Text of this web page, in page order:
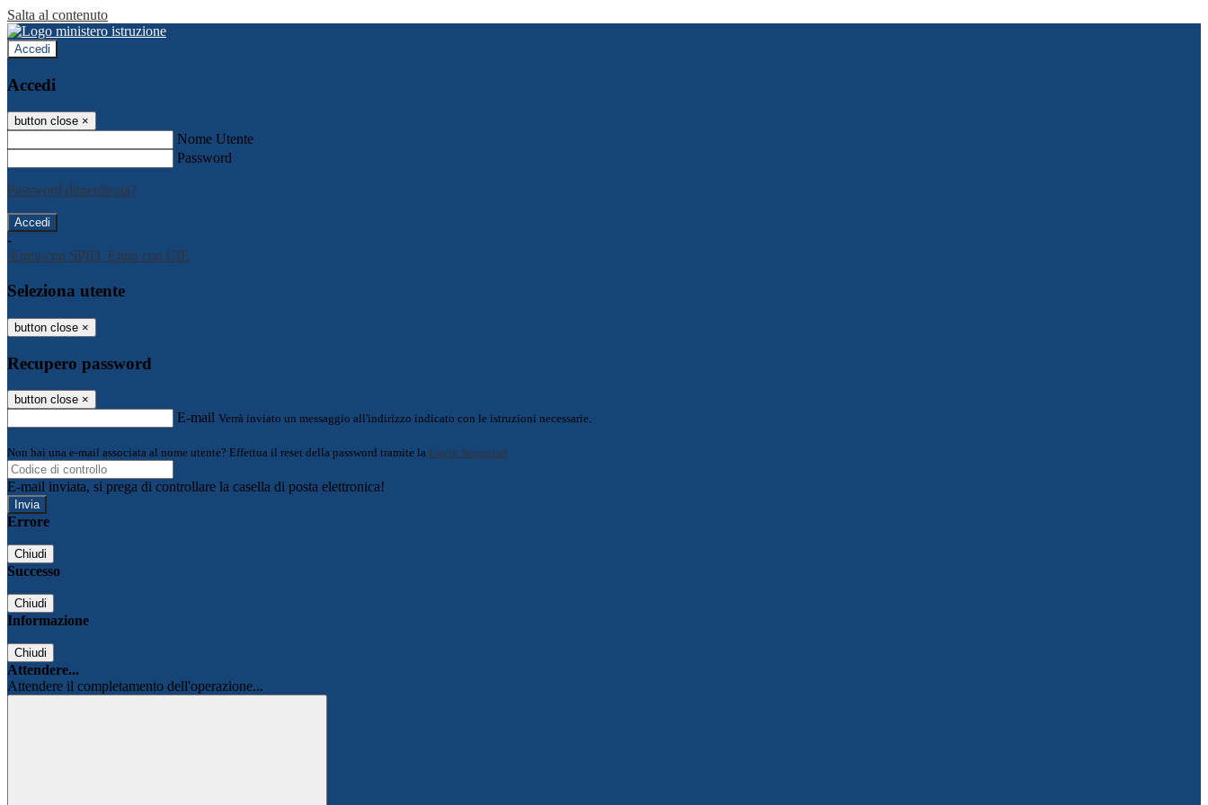
Salta al contenuto
Accedi
Accedi
button close ×
Nome Utente
Password
Password dimenticata?
-
Entra con SPID Entra con CIE
Seleziona utente
button close ×
Recupero password
button close ×
E-mail Verrà inviato un messaggio all'indirizzo indicato con le istruzioni necessarie.
Non hai una e-mail associata al nome utente? Effettua il reset della password tramite la Login Spaggiari
E-mail inviata, si prega di controllare la casella di posta elettronica!
Errore
Chiudi
Successo
Chiudi
Informazione
Chiudi
Attendere...
Attendere il completamento dell'operazione...